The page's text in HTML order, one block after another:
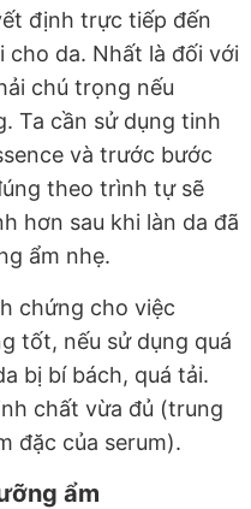
định trực tiếp đến
cho da. Nhất là đối với
chú trọng nếu
Ta cần sử dụng tinh
và trước bước
theo trình tự sẽ
hơn sau khi làn da đã
ẩm nhẹ.
chứng cho việc
tốt, nếu sử dụng quá
bị bí bách, quá tải.
chất vừa đủ (trung
đặc của serum).
ẩm